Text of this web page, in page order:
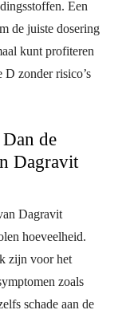
Een
de juiste dosering
kunt profiteren
zonder risico’s
de
Dagravit
Dagravit
hoeveelheid.
zijn voor het
zoals
schade aan de